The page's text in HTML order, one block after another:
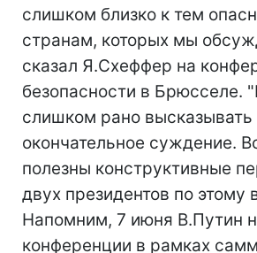
слишком близко к тем
странам, которых мы
сказал Я.Схеффер на
безопасности в Брюсселе.
слишком рано высказывать
окончательное суждение.
полезны конструктивные
двух президентов по этому
Напомним, 7 июня В.Путин
конференции в рамках